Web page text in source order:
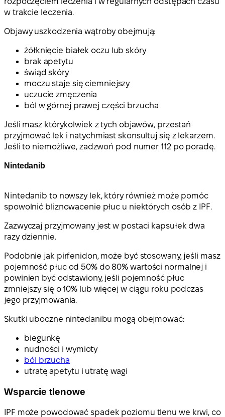
w trakcie leczenia.
Objawy uszkodzenia wątroby obejmują:
żółknięcie białek oczu lub skóry
brak apetytu
świąd skóry
moczu staje się ciemniejszy
uczucie zmęczenia
ból w górnej prawej części brzucha
Jeśli masz którykolwiek z tych objawów, przestań
przyjmować lek i natychmiast skonsultuj się z lekarzem.
Jeśli to niemożliwe, zadzwoń pod numer 112 po poradę.
Nintedanib
Nintedanib to nowszy lek, który również może pomóc
spowolnić bliznowacenie płuc u niektórych osób z IPF.
Zazwyczaj przyjmowany jest w postaci kapsułek dwa
razy dziennie.
Podobnie jak pirfenidon, może być stosowany, jeśli masz
pojemność płuc od 50% do 80% wartości normalnej i
powinien być odstawiony, jeśli pojemność płuc
zmniejszy się o 10% lub więcej w ciągu roku podczas
jego przyjmowania.
Skutki uboczne nintedanibu mogą obejmować:
biegunkę
nudności i wymioty
ból brzucha
utratę apetytu i utratę wagi
Wsparcie tlenowe
IPF może powodować spadek poziomu tlenu we krwi, co